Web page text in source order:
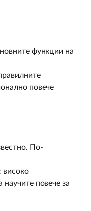
функции на
повече
По-
високо
повече за